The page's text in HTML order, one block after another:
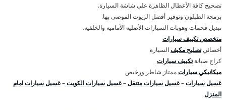
تصحيح كافة الأعطال الظاهرة على شاشة السيارة.
برمجة الطبلون وتوفير أفضل الزيوت الموصى بها.
تبديل فحمات وهوبات السيارات الأصلية الأمامية والخلفية.
متخصص تكييف سيارات
أخصائيتصليح مكيفالسيارة
كراج صيانةتكييف سيارات
ميكانيكي سياراتممتاز شاطر ورخيص
غسيل سيارات–غسيل سيارات متنقل–غسيل سيارات الكويت–غسيل سيارات امام
المنزل.